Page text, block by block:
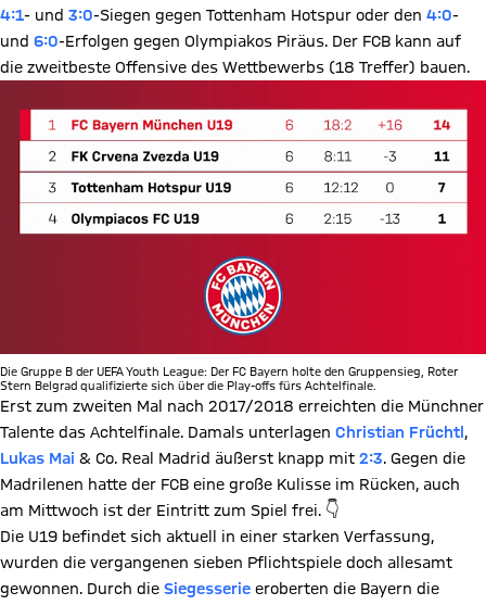
4:1- und 3:0-Siegen gegen Tottenham Hotspur oder den 4:0-
und 6:0-Erfolgen gegen Olympiakos Piräus. Der FCB kann auf
die zweitbeste Offensive des Wettbewerbs (18 Treffer) bauen.
Die Gruppe B der UEFA Youth League: Der FC Bayern holte den Gruppensieg, Roter
Stern Belgrad qualifizierte sich über die Play-offs fürs Achtelfinale.
Erst zum zweiten Mal nach 2017/2018 erreichten die Münchner
Talente das Achtelfinale. Damals unterlagen Christian Früchtl ,
Lukas Mai & Co. Real Madrid äußerst knapp mit 2:3. Gegen die
Madrilenen hatte der FCB eine große Kulisse im Rücken, auch
am Mittwoch ist der Eintritt zum Spiel frei. 👇
Die U19 befindet sich aktuell in einer starken Verfassung,
wurden die vergangenen sieben Pflichtspiele doch allesamt
gewonnen. Durch die Siegesserie eroberten die Bayern die